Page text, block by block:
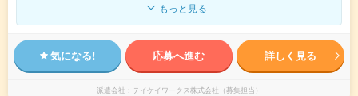
もっと見る
気になる! 応募へ進む 詳しく見る
派遣会社 テイケイワークス株式会社（募集担当）